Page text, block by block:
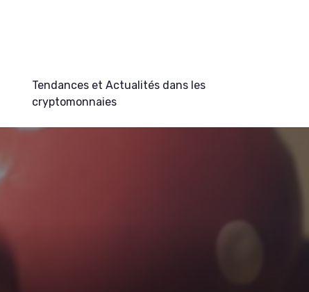
Tendances et Actualités dans les
cryptomonnaies